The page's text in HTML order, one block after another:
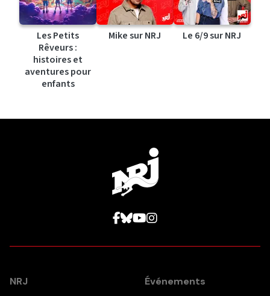
Les Petits
Rêveurs :
histoires et
aventures pour
enfants
Mike sur NRJ Le 6/9 sur NRJ
NRJ Événements